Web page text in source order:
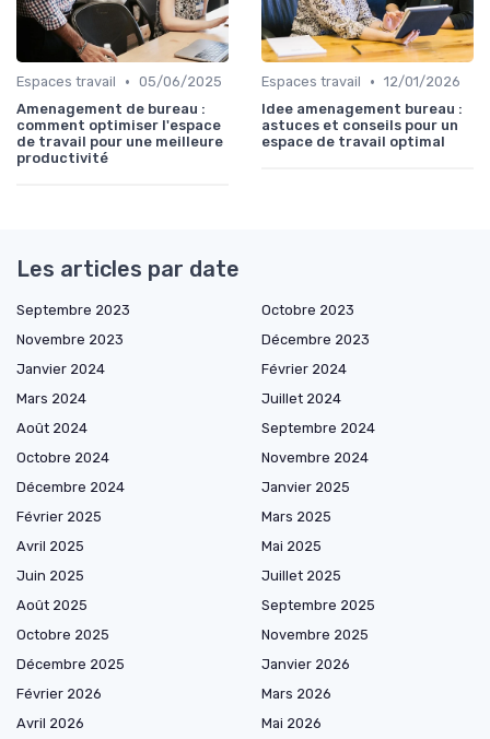
Espaces travail • 05/06/2025
Amenagement de bureau :
comment optimiser l'espace
de travail pour une meilleure
productivité
Espaces travail • 12/01/2026
Idee amenagement bureau :
astuces et conseils pour un
espace de travail optimal
Les articles par date
Septembre 2023
Octobre 2023
Novembre 2023
Décembre 2023
Janvier 2024
Février 2024
Mars 2024
Juillet 2024
Août 2024
Septembre 2024
Octobre 2024
Novembre 2024
Décembre 2024
Janvier 2025
Février 2025
Mars 2025
Avril 2025
Mai 2025
Juin 2025
Juillet 2025
Août 2025
Septembre 2025
Octobre 2025
Novembre 2025
Décembre 2025
Janvier 2026
Février 2026
Mars 2026
Avril 2026
Mai 2026